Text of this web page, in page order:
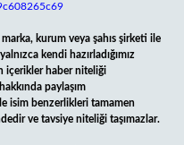
kurum veya şahıs şirketi ile
kendi hazırladığımız
içerikler haber niteliği
paylaşım
isim benzerlikleri tamamen
ve tavsiye niteliği taşımazlar.